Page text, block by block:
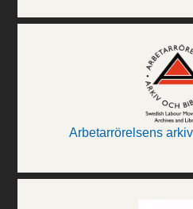
Arbetarrörelsens